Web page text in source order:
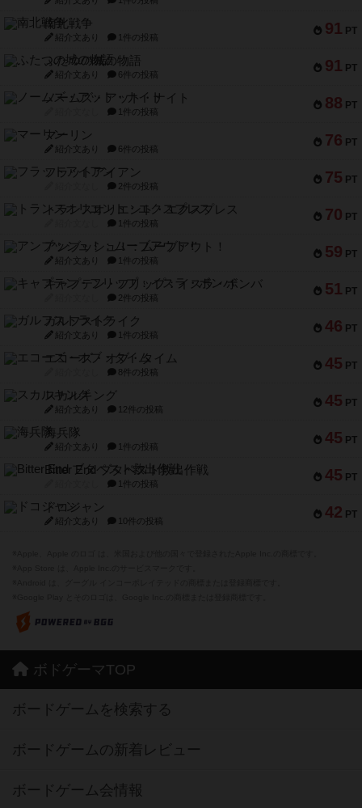
91 PT
南北戦争
紹介文あり 1件の投稿
91 PT
ふたつの城の物語
紹介文あり 6件の投稿
88 PT
ノームズ・アット・ナイト
1件の投稿
76 PT
マーリン
紹介文あり 6件の投稿
75 PT
フラットアイアン
2件の投稿
70 PT
トランスオリエント・エクスプレス
1件の投稿
59 PT
アンブッシュ！：ムーブアウト！
紹介文あり 1件の投稿
51 PT
キャプテン・フリップ：イスラ・ボンバ
2件の投稿
46 PT
ガルフストライク
紹介文あり 1件の投稿
45 PT
エコーズ・オブ・タイム
8件の投稿
45 PT
スカルキング
紹介文あり 12件の投稿
45 PT
海兵隊
紹介文あり 1件の投稿
45 PT
Bitter End ブタペスト救出作戦
1件の投稿
42 PT
ドコジャン
紹介文あり 10件の投稿
ボドゲーマTOP
ボードゲームを検索する
ボードゲームの新着レビュー
ボードゲーム会情報